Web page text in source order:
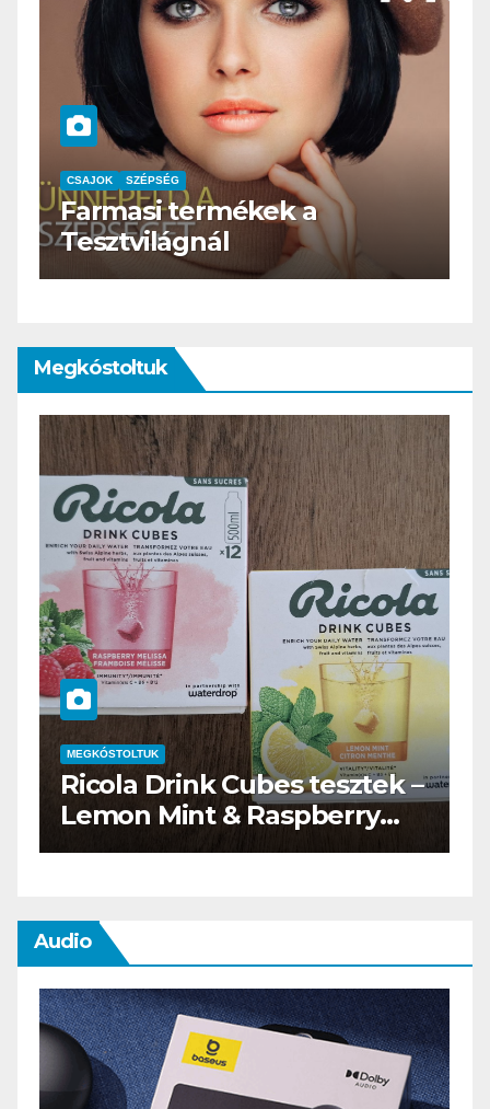
CSAJOK SZÉPSÉG
HERBioticum
Megkóstoltuk
tesztek –
MEGKÓSTOLTUK
Waterdrop üdítő
teszt
Audio